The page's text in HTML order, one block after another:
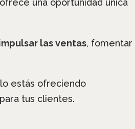
una oportunidad única
las ventas, fomentar
estás ofreciendo
tus clientes.